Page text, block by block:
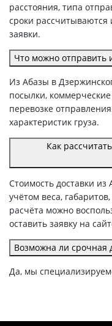
расстояния, типа
сроки
заявки.
Что можно отправить
Из Абазы в
посылки,
перевозке
характеристик груза.
Как
Стоимость доставки
учётом веса,
расчёта можно
оставить заявку на
Возможна ли срочная
Да, мы